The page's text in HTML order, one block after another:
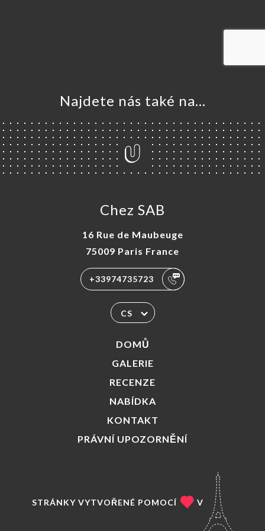
Najdete nás také na...
Chez SAB
16 Rue de Maubeuge
75009 Paris France
+33974735723
CS
DOMŮ
GALERIE
RECENZE
NABÍDKA
KONTAKT
PRÁVNÍ UPOZORNĚNÍ
STRÁNKY VYTVOŘENÉ POMOCÍ V